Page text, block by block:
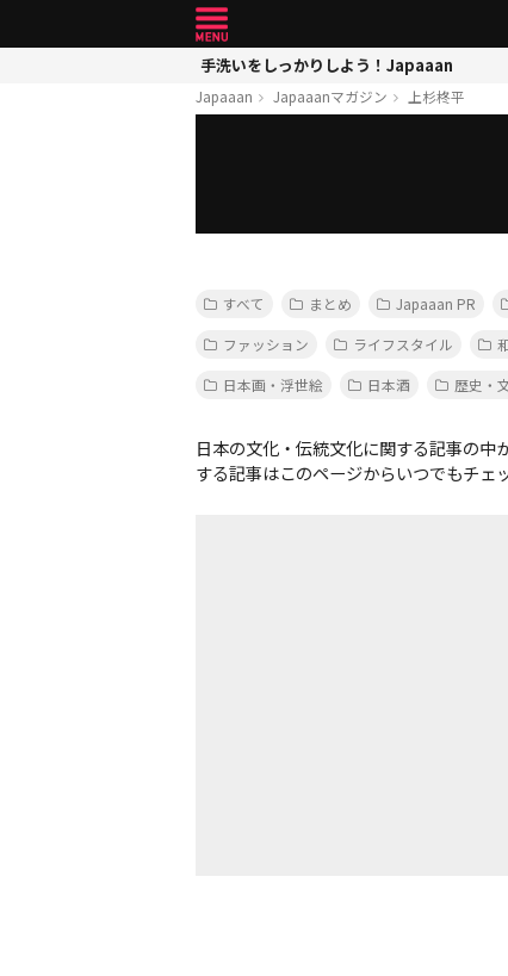
手洗いをしっかりしよう！Japaaan
Japaaan Japaaanマガジン 上杉柊平
すべて まとめ Japaaan PR
ファッション
ライフスタイル
日本画・浮世絵
日本酒 歴史・
日本の文化・伝統文化に関する記事の
する記事はこのページからいつでもチェ